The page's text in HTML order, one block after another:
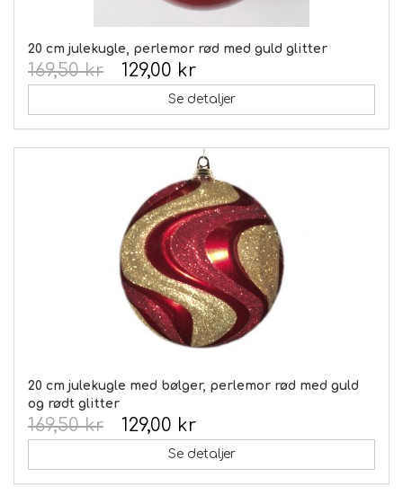
20 cm julekugle, perlemor rød med guld glitter
129,00 kr
169,50 kr
Se detaljer
20 cm julekugle med bølger, perlemor rød med guld
og rødt glitter
129,00 kr
169,50 kr
Se detaljer